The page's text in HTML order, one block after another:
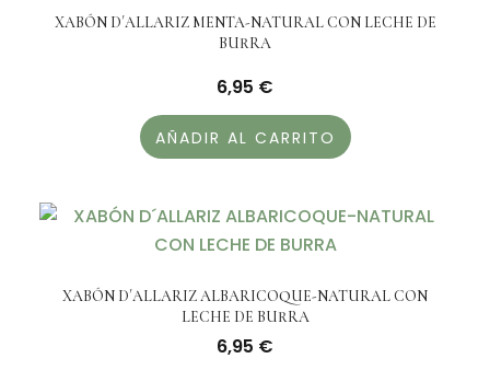
XABÓN D´ALLARIZ MENTA-NATURAL CON LECHE DE
BURRA
6,95 €
AÑADIR AL CARRITO
XABÓN D´ALLARIZ ALBARICOQUE-NATURAL CON
LECHE DE BURRA
6,95 €